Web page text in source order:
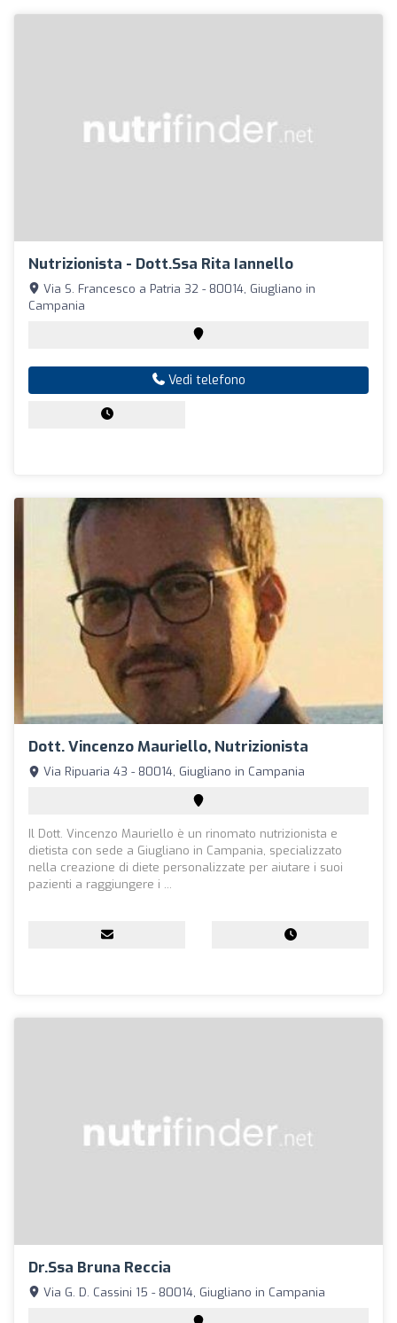
Nutrizionista - Dott.ssa Rita Iannello
Via S. Francesco a Patria 32 - 80014, Giugliano in
Campania
Vedi telefono
Dott. Vincenzo Mauriello, Nutrizionista
Via Ripuaria 43 - 80014, Giugliano in Campania
Il Dott. Vincenzo Mauriello è un rinomato nutrizionista e
dietista con sede a Giugliano in Campania, specializzato
nella creazione di diete personalizzate per aiutare i suoi
pazienti a raggiungere i ...
Dr.ssa Bruna Reccia
Via G. D. Cassini 15 - 80014, Giugliano in Campania